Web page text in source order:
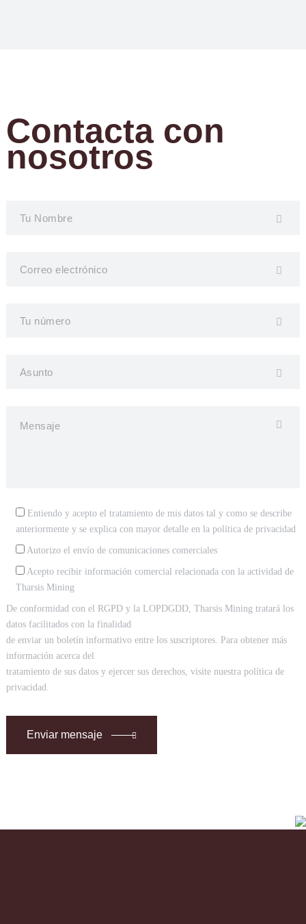
Contacta con
nosotros
Entiendo y acepto el tratamiento de mis datos tal y como se describe
anteriormente y se explica con mayor detalle en la política de privacidad
Autorizo el envío de comunicaciones comerciales
Acepto recibir información comercial relacionada con la actividad de
Tharsis Mining
De conformidad con el RGPD y la LOPDGDD, Tharsis Mining tratará los
datos facilitados con la finalidad
de enviar un boletín informativo entre los suscriptores. Para obtener más
información acerca del
tratamiento de sus datos y ejercer sus derechos, visite nuestra política de
privacidad.
Enviar mensaje